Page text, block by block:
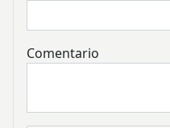
Comentario